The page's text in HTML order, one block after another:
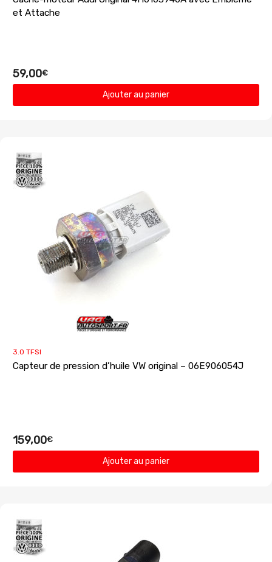
et Attache
59,00€
Ajouter au panier
3.0 TFSI
Capteur de pression d’huile VW original – 06E906054J
159,00€
Ajouter au panier